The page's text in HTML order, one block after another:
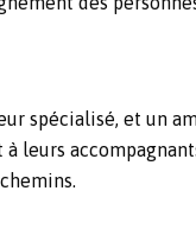
spécialisé, et un
leurs